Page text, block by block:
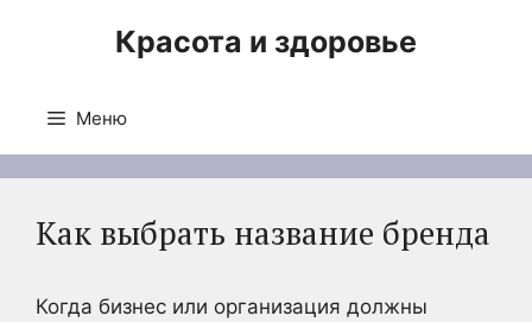
Красота и здоровье
Меню
Как выбрать название бренда
Когда бизнес или организация должны